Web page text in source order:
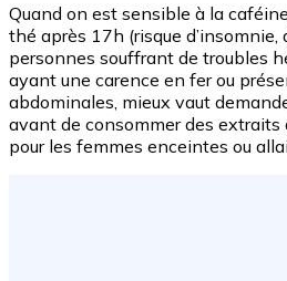
Quand on est sensible à la
thé après 17h (risque d’insomnie,
personnes souffrant de troubles
ayant une carence en fer ou
abdominales, mieux vaut
avant de consommer des extraits
pour les femmes enceintes ou